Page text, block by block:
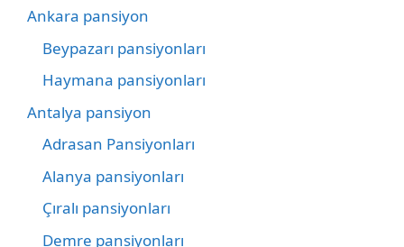
Ankara pansiyon
Beypazarı pansiyonları
Haymana pansiyonları
Antalya pansiyon
Adrasan Pansiyonları
Alanya pansiyonları
Çıralı pansiyonları
Demre pansiyonları